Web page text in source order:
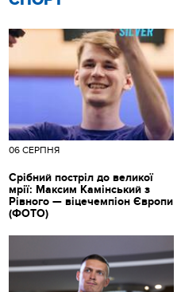
06 СЕРПНЯ
Срібний постріл до великої
мрії: Максим Камінський з
Рівного — віцечемпіон Європи
(ФОТО)